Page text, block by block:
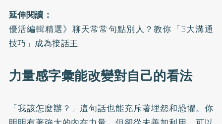
延伸閱讀：
優活編輯精選》聊天常常句點別人？教你「3大溝通
技巧」成為接話王
力量感字彙能改變對自己的看法
「我該怎麼辦？」這句話也能充斥著埋怨和恐懼。你